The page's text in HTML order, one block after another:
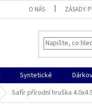
O NÁS ZÁSADY
Syntetické
Safír přírodní hruška